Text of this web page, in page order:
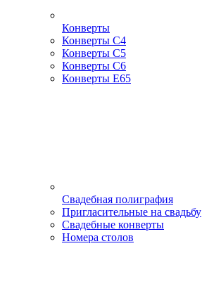
Конверты
Конверты С4
Конверты С5
Конверты С6
Конверты Е65
Свадебная полиграфия
Пригласительные на свадьбу
Свадебные конверты
Номера столов